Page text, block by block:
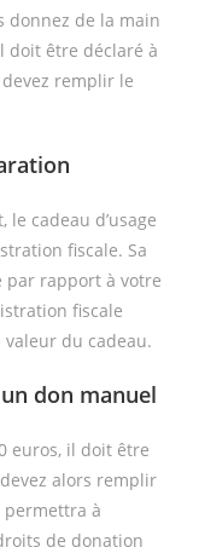
donnez de la main
doit être déclaré à
remplir le
le cadeau d’usage
fiscale. Sa
rapport à votre
fiscale
du cadeau.
don manuel
euros, il doit être
alors remplir
permettra à
de donation